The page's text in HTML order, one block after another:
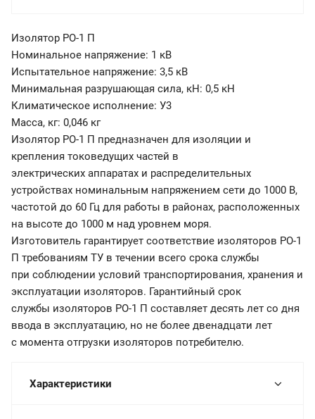
Изолятор РО-1 П
Номинальное напряжение: 1 кВ
Испытательное напряжение: 3,5 кВ
Минимальная разрушающая сила, кН: 0,5 кН
Климатическое исполнение: У3
Масса, кг: 0,046 кг
Изолятор РО-1 П предназначен для изоляции и
крепления токоведущих частей в
электрических аппаратах и распределительных
устройствах номинальным напряжением сети до 1000 В,
частотой до 60 Гц для работы в районах, расположенных
на высоте до 1000 м над уровнем моря.
Изготовитель гарантирует соответствие изоляторов РО-1
П требованиям ТУ в течении всего срока службы
при соблюдении условий транспортирования, хранения и
эксплуатации изоляторов. Гарантийный срок
службы изоляторов РО-1 П составляет десять лет со дня
ввода в эксплуатацию, но не более двенадцати лет
с момента отгрузки изоляторов потребителю.
Характеристики